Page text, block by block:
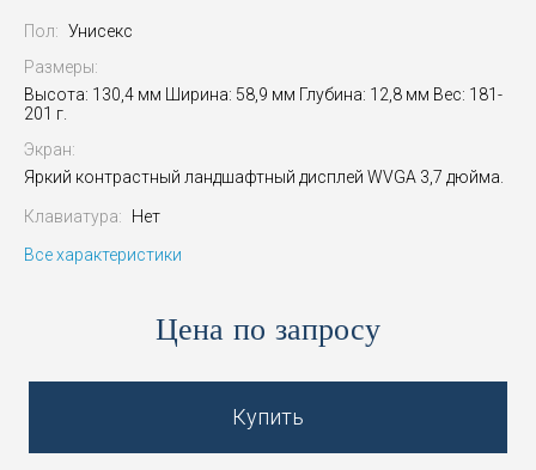
Пол: Унисекс
Размеры:
Высота: 130,4 мм Ширина: 58,9 мм Глубина: 12,8 мм Вес: 181-
201 г.
Экран:
Яркий контрастный ландшафтный дисплей WVGA 3,7 дюйма.
Клавиатура:
Нет
Все характеристики
Цена по запросу
Купить